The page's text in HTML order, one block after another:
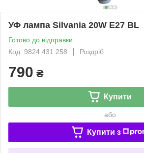
УФ лампа Silvania 20W E27 BL
Готово до відправки
Код: 9824 431 258
Роздріб
790 ₴
Купити
або
Купити з